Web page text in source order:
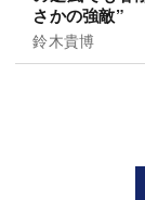
さかの強敵”
鈴木貴博